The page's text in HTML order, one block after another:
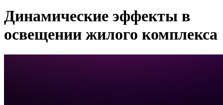
Динамические эффекты в
освещении жилого комплекса